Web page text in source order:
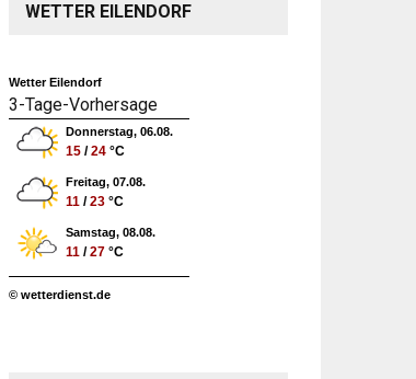
WETTER EILENDORF
Wetter Eilendorf
3-Tage-Vorhersage
Donnerstag, 06.08.
15 /24 °C
Freitag, 07.08.
11 /23 °C
Samstag, 08.08.
11 /27 °C
© wetterdienst.de